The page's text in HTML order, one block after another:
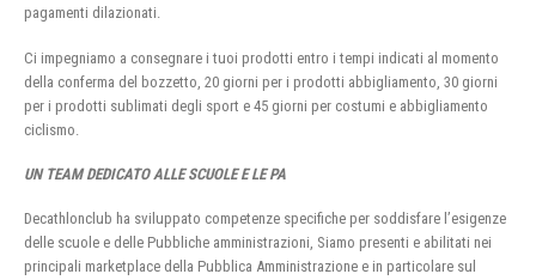
pagamenti dilazionati.
Ci impegniamo a consegnare i tuoi prodotti entro i tempi indicati al momento
della conferma del bozzetto, 20 giorni per i prodotti abbigliamento, 30 giorni
per i prodotti sublimati degli sport e 45 giorni per costumi e abbigliamento
ciclismo.
UN TEAM DEDICATO ALLE SCUOLE E LE PA
Decathlonclub ha sviluppato competenze specifiche per soddisfare l’esigenze
delle scuole e delle Pubbliche amministrazioni, Siamo presenti e abilitati nei
principali marketplace della Pubblica Amministrazione e in particolare sul